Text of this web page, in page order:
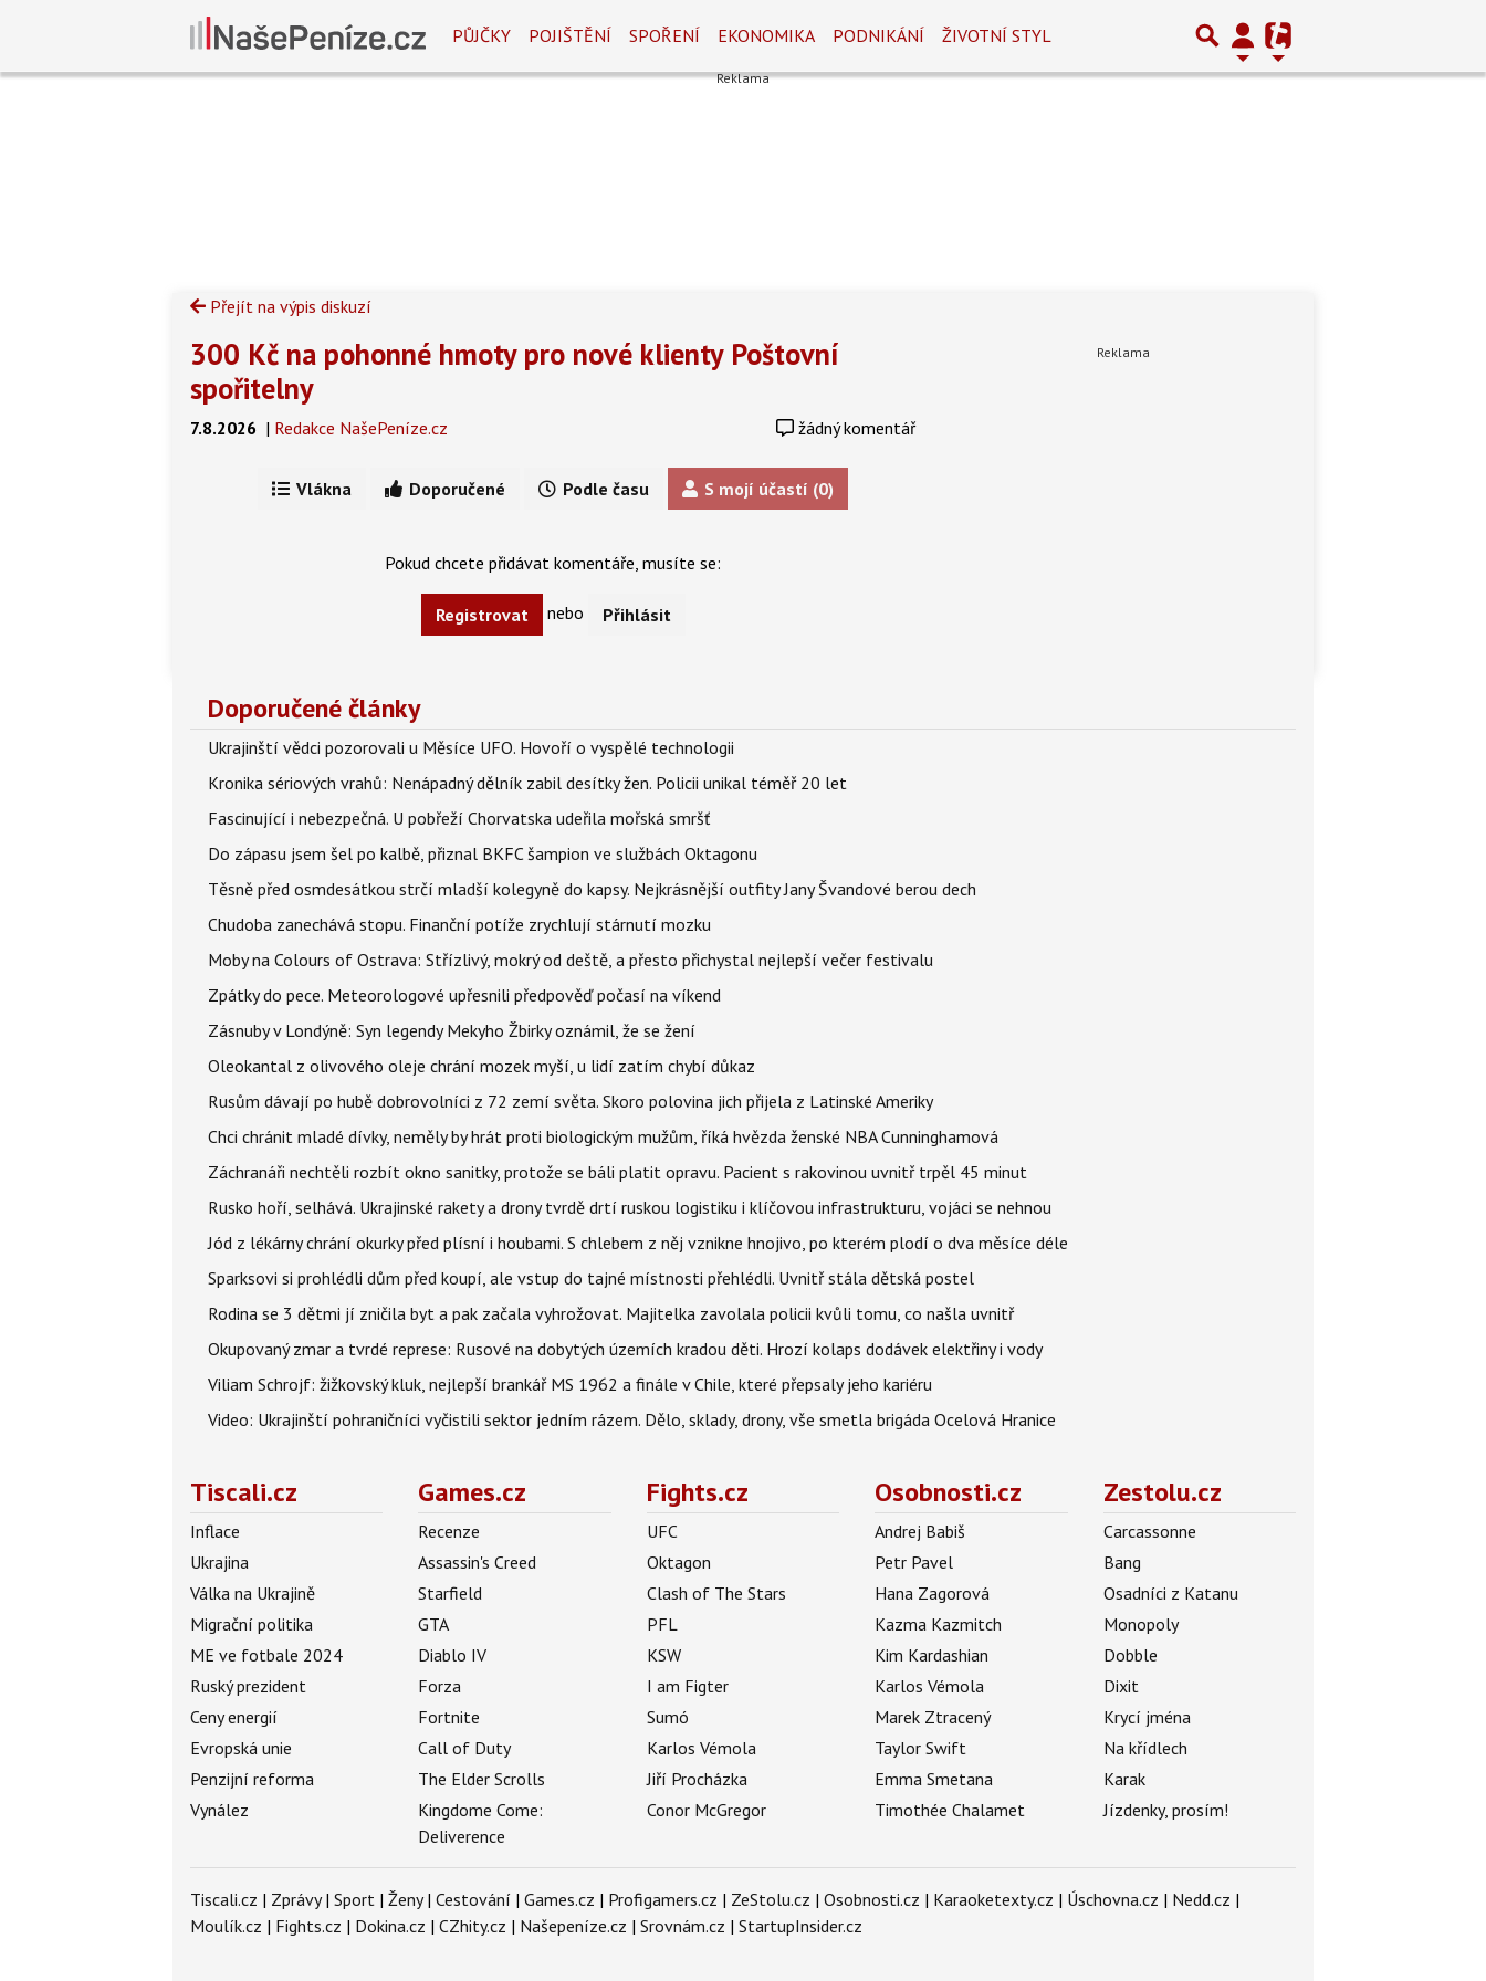
PŮJČKY POJIŠTĚNÍ SPOŘENÍ EKONOMIKA PODNIKÁNÍ ŽIVOTNÍ STYL
Přejít na výpis diskuzí
300 Kč na pohonné hmoty pro nové klienty Poštovní
spořitelny
7.8.2026 | Redakce NašePeníze.cz žádný komentář
Vlákna Doporučené Podle času S mojí účastí (0)
Pokud chcete přidávat komentáře, musíte se:
Registrovat nebo Přihlásit
Doporučené články
Ukrajinští vědci pozorovali u Měsíce UFO. Hovoří o vyspělé technologii
Kronika sériových vrahů: Nenápadný dělník zabil desítky žen. Policii unikal téměř 20 let
Fascinující i nebezpečná. U pobřeží Chorvatska udeřila mořská smršť
Do zápasu jsem šel po kalbě, přiznal BKFC šampion ve službách Oktagonu
Těsně před osmdesátkou strčí mladší kolegyně do kapsy. Nejkrásnější outfity Jany Švandové berou dech
Chudoba zanechává stopu. Finanční potíže zrychlují stárnutí mozku
Moby na Colours of Ostrava: Střízlivý, mokrý od deště, a přesto přichystal nejlepší večer festivalu
Zpátky do pece. Meteorologové upřesnili předpověď počasí na víkend
Zásnuby v Londýně: Syn legendy Mekyho Žbirky oznámil, že se žení
Oleokantal z olivového oleje chrání mozek myší, u lidí zatím chybí důkaz
Rusům dávají po hubě dobrovolníci z 72 zemí světa. Skoro polovina jich přijela z Latinské Ameriky
Chci chránit mladé dívky, neměly by hrát proti biologickým mužům, říká hvězda ženské NBA Cunninghamová
Záchranáři nechtěli rozbít okno sanitky, protože se báli platit opravu. Pacient s rakovinou uvnitř trpěl 45 minut
Rusko hoří, selhává. Ukrajinské rakety a drony tvrdě drtí ruskou logistiku i klíčovou infrastrukturu, vojáci se nehnou
Jód z lékárny chrání okurky před plísní i houbami. S chlebem z něj vznikne hnojivo, po kterém plodí o dva měsíce déle
Sparksovi si prohlédli dům před koupí, ale vstup do tajné místnosti přehlédli. Uvnitř stála dětská postel
Rodina se 3 dětmi jí zničila byt a pak začala vyhrožovat. Majitelka zavolala policii kvůli tomu, co našla uvnitř
Okupovaný zmar a tvrdé represe: Rusové na dobytých územích kradou děti. Hrozí kolaps dodávek elektřiny i vody
Viliam Schrojf: žižkovský kluk, nejlepší brankář MS 1962 a finále v Chile, které přepsaly jeho kariéru
Video: Ukrajinští pohraničníci vyčistili sektor jedním rázem. Dělo, sklady, drony, vše smetla brigáda Ocelová Hranice
Tiscali.cz
Inflace
Ukrajina
Válka na Ukrajině
Migrační politika
ME ve fotbale 2024
Ruský prezident
Ceny energií
Evropská unie
Penzijní reforma
Vynález
Games.cz
Recenze
Assassin's Creed
Starfield
GTA
Diablo IV
Forza
Fortnite
Call of Duty
The Elder Scrolls
Kingdome Come:
Deliverence
Fights.cz
UFC
Oktagon
Clash of The Stars
PFL
KSW
I am Figter
Sumó
Karlos Vémola
Jiří Procházka
Conor McGregor
Osobnosti.cz
Andrej Babiš
Petr Pavel
Hana Zagorová
Kazma Kazmitch
Kim Kardashian
Karlos Vémola
Marek Ztracený
Taylor Swift
Emma Smetana
Timothée Chalamet
Zestolu.cz
Carcassonne
Bang
Osadníci z Katanu
Monopoly
Dobble
Dixit
Krycí jména
Na křídlech
Karak
Jízdenky, prosím!
Tiscali.cz | Zprávy| Sport | Ženy| Cestování | Games.cz | Profigamers.cz | ZeStolu.cz | Osobnosti.cz | Karaoketexty.cz | Úschovna.cz | Nedd.cz |
Moulík.cz | Fights.cz | Dokina.cz | CZhity.cz | Našepeníze.cz | Srovnám.cz | StartupInsider.cz